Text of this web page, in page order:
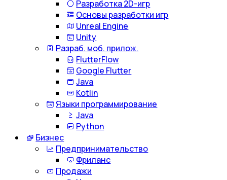
Разработка 2D-игр
Основы разработки игр
Unreal Engine
Unity
Разраб. моб. прилож.
FlutterFlow
Google Flutter
Java
Kotlin
Языки программирование
Java
Python
Бизнес
Предпринимательство
Фриланс
Продажи